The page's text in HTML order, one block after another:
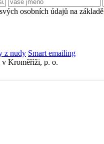
osobních údajů na základě
z nudy Smart emailing
Kroměříži, p. o.